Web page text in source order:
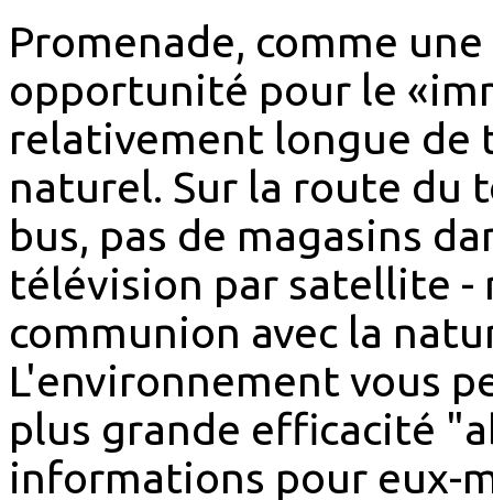
Promenade, comme
opportunité pour le
relativement longue de
naturel. Sur la route du
bus, pas de magasins
télévision par satellite -
communion avec la
L'environnement vous
plus grande efficacité
informations pour eux-